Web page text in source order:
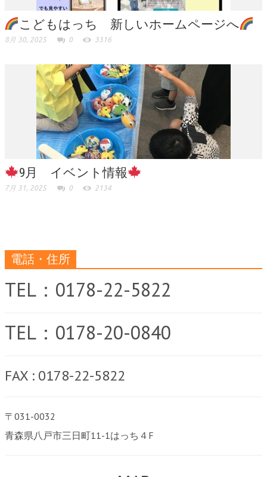
こどもはっち 新しいホームページへ
8月 30, 2025 0 3316
9月 イベント情報
7月 31, 2025 0 2134
電話・住所
TEL：0178-22-5822
TEL：0178-20-0840
FAX : 0178-22-5822
〒031-0032
青森県八戸市三日町11-1はっち４F